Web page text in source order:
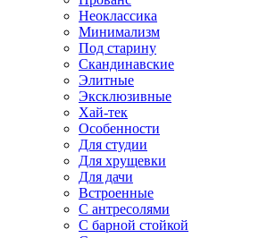
Неоклассика
Минимализм
Под старину
Скандинавские
Элитные
Эксклюзивные
Хай-тек
Особенности
Для студии
Для хрущевки
Для дачи
Встроенные
С антресолями
С барной стойкой